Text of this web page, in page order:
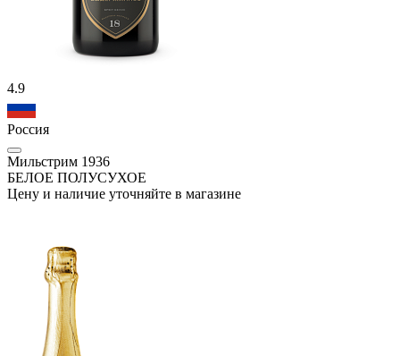
4.9
Россия
Мильстрим 1936
БЕЛОЕ ПОЛУСУХОЕ
Цену и наличие уточняйте в магазине